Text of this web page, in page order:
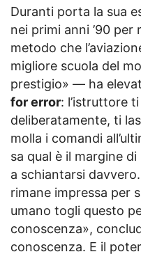
Duranti porta la sua
nei primi anni ’90
metodo che
migliore scuola del
prestigio» — ha
for error: l’istruttore
deliberatamente, ti
molla i comandi
sa qual è il margine
a schiantarsi
rimane impressa per
umano togli questo
conoscenza»,
conoscenza. E il